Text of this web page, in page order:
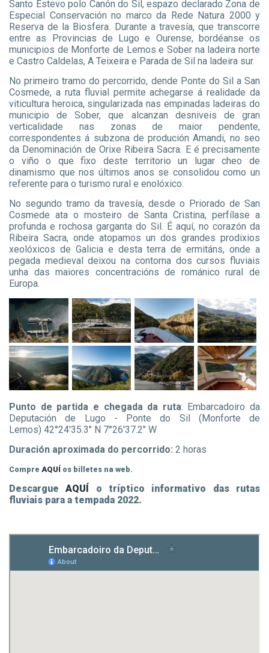
Santo Estevo polo Canón do Sil, espazo declarado Zona de
Especial Conservación no marco da Rede Natura 2000 y
Reserva de la Biosfera. Durante a travesía, que transcorre
entre as Provincias de Lugo e Ourense, bordéanse os
municipios de Monforte de Lemos e Sober na ladeira norte
e Castro Caldelas, A Teixeira e Parada de Sil na ladeira sur.
No primeiro tramo do percorrido, dende Ponte do Sil a San
Cosmede, a ruta fluvial permite achegarse á realidade da
viticultura heroica, singularizada nas empinadas ladeiras do
municipio de Sober, que alcanzan desniveis de gran
verticalidade nas zonas de maior pendente,
correspondentes á subzona de produción Amandi, no seo
da Denominación de Orixe Ribeira Sacra. E é precisamente
o viño o que fixo deste territorio un lugar cheo de
dinamismo que nos últimos anos se consolidou como un
referente para o turismo rural e enolóxico.
No segundo tramo da travesía, desde o Priorado de San
Cosmede ata o mosteiro de Santa Cristina, perfílase a
profunda e rochosa garganta do Sil. É aquí, no corazón da
Ribeira Sacra, onde atopamos un dos grandes prodixios
xeolóxicos de Galicia e desta terra de ermitáns, onde a
pegada medieval deixou na contorna dos cursos fluviais
unha das maiores concentracións de románico rural de
Europa.
Punto de partida e chegada da ruta: Embarcadoiro da
Deputación de Lugo - Ponte do Sil (Monforte de
Lemos) 42°24'35.3" N 7°26'37.2" W
Duración aproximada do percorrido: 2 horas
Compre AQUÍ os billetes na web.
DescargueAQUÍ o tríptico informativo das rutas
fluviais para a tempada 2022.